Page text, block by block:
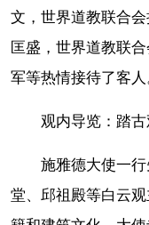
文，世界道教联合
匡盛，世界道教联
军等热情接待了客人
观内导览：踏
施雅德大使一
堂、邱祖殿等白云